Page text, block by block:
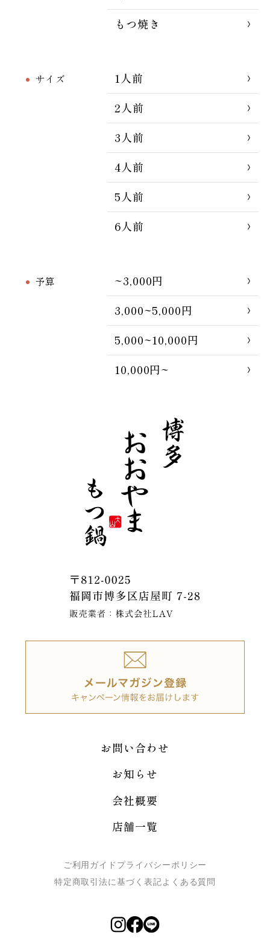
もつ焼き
サイズ
1人前
2人前
3人前
4人前
5人前
6人前
予算
~3,000円
3,000~5,000円
5,000~10,000円
10,000円~
お問い合わせ
お知らせ
会社概要
店舗一覧
ご利用ガイド プライバシーポリシー
特定商取引法に基づく表記よくある質問